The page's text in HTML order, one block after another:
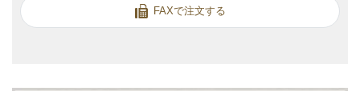
FAXで注文する